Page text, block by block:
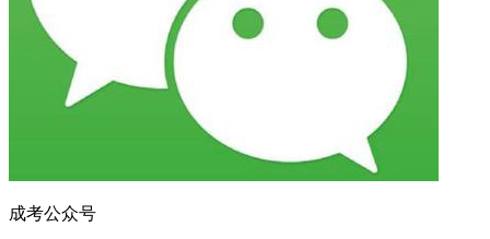
成考公众号